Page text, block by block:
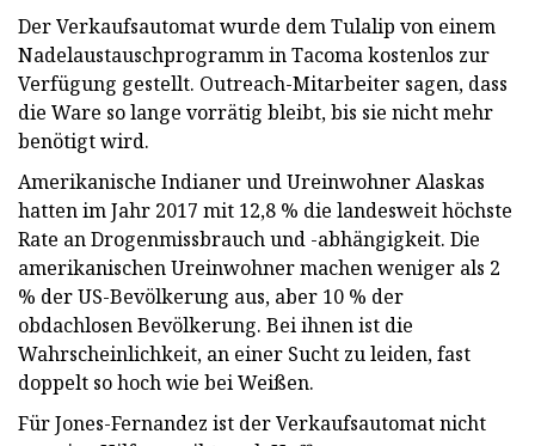
Der Verkaufsautomat wurde dem Tulalip von einem
Nadelaustauschprogramm in Tacoma kostenlos zur
Verfügung gestellt. Outreach-Mitarbeiter sagen, dass
die Ware so lange vorrätig bleibt, bis sie nicht mehr
benötigt wird.
Amerikanische Indianer und Ureinwohner Alaskas
hatten im Jahr 2017 mit 12,8 % die landesweit höchste
Rate an Drogenmissbrauch und -abhängigkeit. Die
amerikanischen Ureinwohner machen weniger als 2
% der US-Bevölkerung aus, aber 10 % der
obdachlosen Bevölkerung. Bei ihnen ist die
Wahrscheinlichkeit, an einer Sucht zu leiden, fast
doppelt so hoch wie bei Weißen.
Für Jones-Fernandez ist der Verkaufsautomat nicht